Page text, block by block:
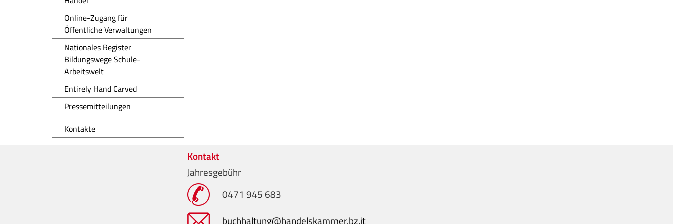
Online-Zugang für
Öffentliche Verwaltungen
Nationales Register
Bildungswege Schule-
Arbeitswelt
Entirely Hand Carved
Pressemitteilungen
Kontakte
Kontakt
Jahresgebühr
0471 945 683
buchhaltung@handelskammer.bz.it